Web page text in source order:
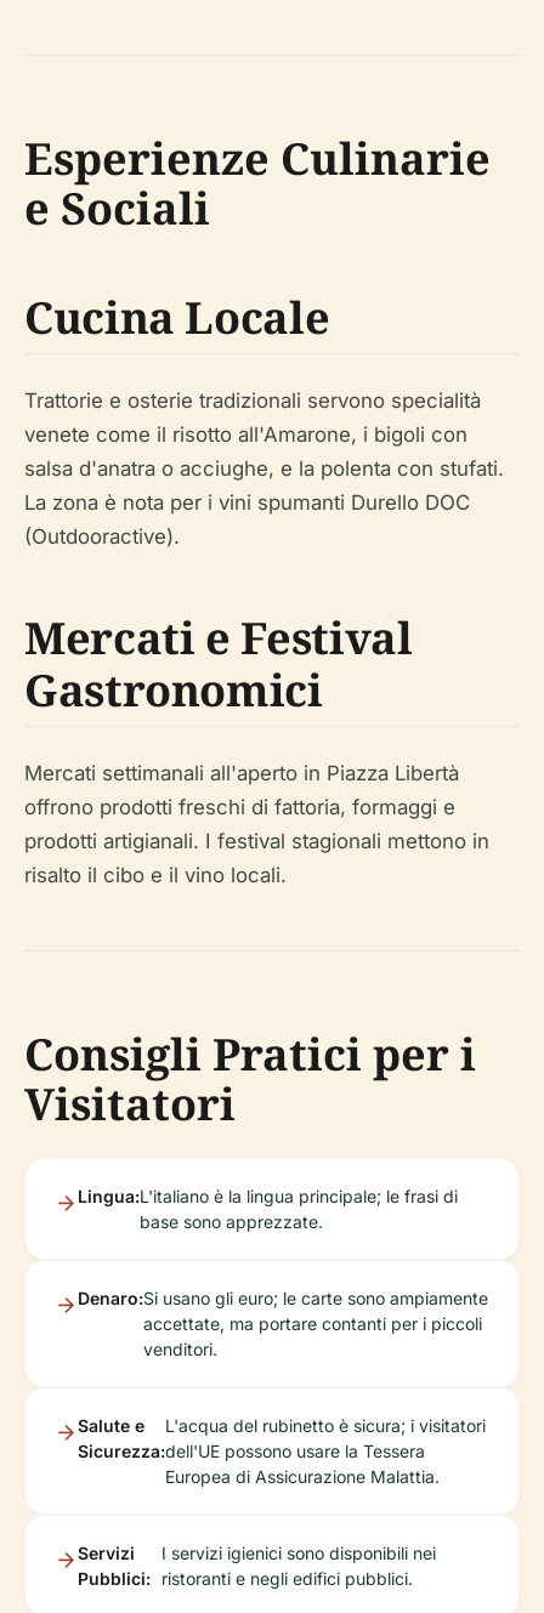
Esperienze Culinarie
e Sociali
Cucina Locale
Trattorie e osterie tradizionali servono specialità
venete come il risotto all'Amarone, i bigoli con
salsa d'anatra o acciughe, e la polenta con stufati.
La zona è nota per i vini spumanti Durello DOC
(Outdooractive).
Mercati e Festival
Gastronomici
Mercati settimanali all'aperto in Piazza Libertà
offrono prodotti freschi di fattoria, formaggi e
prodotti artigianali. I festival stagionali mettono in
risalto il cibo e il vino locali.
Consigli Pratici per i
Visitatori
Lingua:L'italiano è la lingua principale; le frasi di
base sono apprezzate.
Denaro:Si usano gli euro; le carte sono ampiamente
accettate, ma portare contanti per i piccoli
venditori.
Salute e
Sicurezza:
L'acqua del rubinetto è sicura; i visitatori
dell'UE possono usare la Tessera
Europea di Assicurazione Malattia.
Servizi
Pubblici:
I servizi igienici sono disponibili nei
ristoranti e negli edifici pubblici.